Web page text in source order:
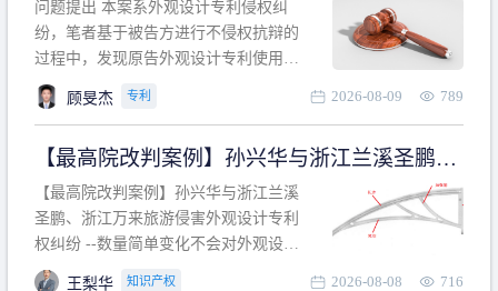
知或应知、是否有
问题提出 本案系外观设计专利侵权纠
纷，笔者基于被告方进行不侵权抗辩的
过程中，发现原告外观设计专利使用状
态参考图中的外观设计与被告涉案商品
的视觉效果存在显著区别。故就使用状
保护范围确定进行了研究，将办案体会
与研究过程记录如下： 简要结论： 笔者
提出使用状态参考图应以
顾旻杰 专利 2026-08-09 789
【最高院改判案例】孙兴华与浙江兰溪圣鹏、
浙江万来旅游侵害外观设计专利权纠纷
【最高院改判案例】孙兴华与浙江兰溪
圣鹏、浙江万来旅游侵害外观设计专利
权纠纷 --数量简单变化不会对外观设计
产生视觉影响，及现有设计抗辩与专利
王梨华 知识产权 2026-08-08 716